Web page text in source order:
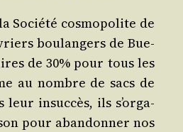
Socié­té cos­mo­po­lite de
bou­lan­gers de Bue­
de 30% pour tous les
au nombre de sacs de
leur insuc­cès, ils s’or­ga­
pour aban­don­ner nos